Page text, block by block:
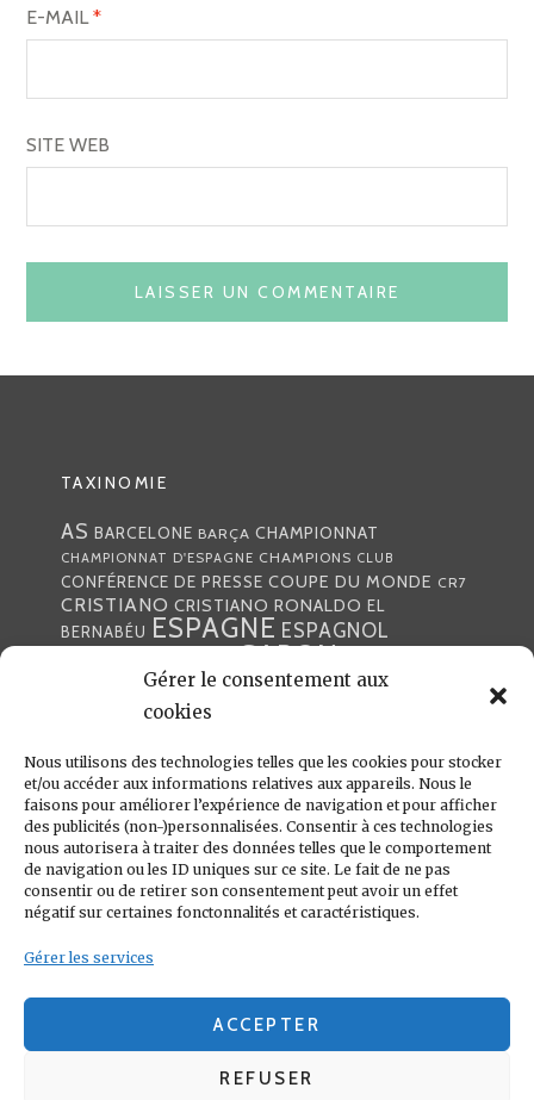
Gérer le consentement aux
cookies
Nous utilisons des technologies telles que les cookies pour stocker
et/ou accéder aux informations relatives aux appareils. Nous le
faisons pour améliorer l’expérience de navigation et pour afficher
des publicités (non-)personnalisées. Consentir à ces technologies
nous autorisera à traiter des données telles que le comportement
de navigation ou les ID uniques sur ce site. Le fait de ne pas
consentir ou de retirer son consentement peut avoir un effet
négatif sur certaines fonctonnalités et caractéristiques.
Gérer les services
ACCEPTER
REFUSER
E-MAIL*
SITE WEB
TAXINOMIE
AS BARCELONE BARÇA CHAMPIONNAT
CHAMPIONNAT D'ESPAGNE CHAMPIONS CLUB
CONFÉRENCE DE PRESSE COUPE DU MONDE CR7
CRISTIANO CRISTIANO RONALDO EL
BERNABÉU ESPAGNE ESPAGNOL
GABON
JULEN LOPETEGUI KARIM BENZÉMA
LIGUE DES CHAMPIONS
MADRILÈNES MARCA MARCELO MERCATO
MERENGUE MERENGUES PORTUGAL PRESSE
PRESSE MADRILÈNEREALREAL
MADRID RONALDO SANTIAGO SOLARI
UEFA ZIDANE ZINÉDINE ZINÉDINE ZIDANE
LIENS UTILES
REAL MADRID
CONDITIONS GÉNÉRALES
POLITIQUE DE COOKIES (UE)